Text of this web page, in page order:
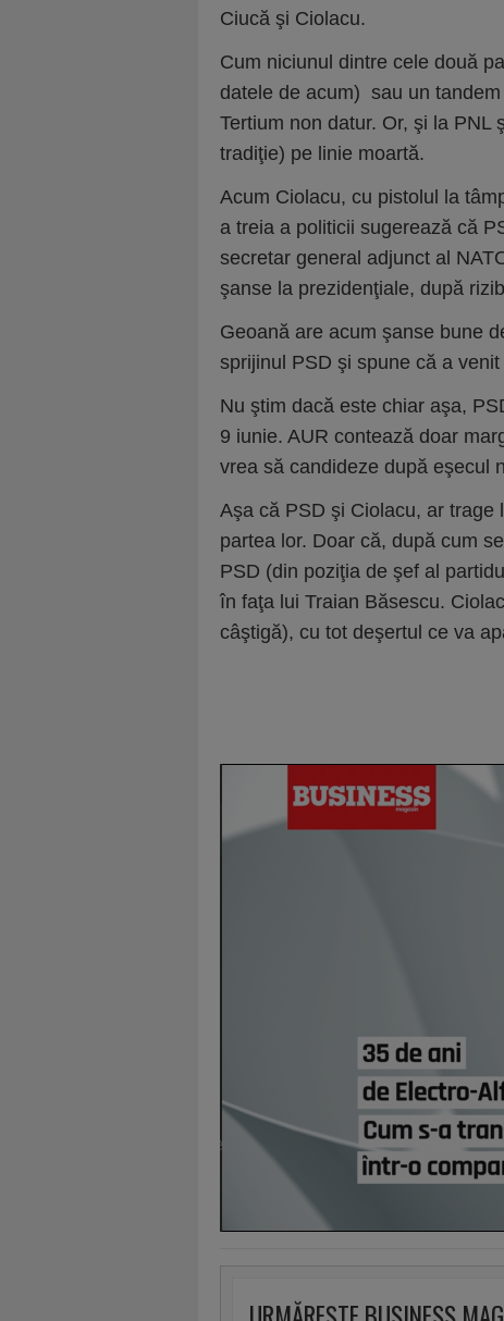
Ciucă şi Ciolacu.
Cum niciunul dintre cele două
datele de acum) sau un
Tertium non datur. Or, şi la PNL
tradiţie) pe linie moartă.
Acum Ciolacu, cu pistolul la
a treia a politicii sugerează că
secretar general adjunct al
şanse la prezidenţiale, după
Geoană are acum şanse bune
sprijinul PSD şi spune că a
Nu ştim dacă este chiar aşa,
9 iunie. AUR contează doar
vrea să candideze după eşecul
Aşa că PSD şi Ciolacu, ar trage
partea lor. Doar că, după cum
PSD (din poziţia de şef al
în faţa lui Traian Băsescu.
câştigă), cu tot deşertul ce va